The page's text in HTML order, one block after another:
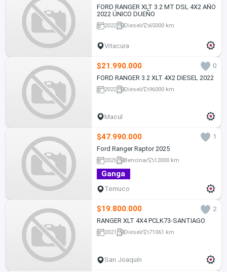
FORD RANGER XLT 3.2 MT DSL 4X2 AÑO
2022 ÚNICO DUEÑO
2022 Diesel 65000 km
Vitacura
$21.990.000
0
FORD RANGER 3.2 XLT 4X2 DIESEL 2022
2022 Diesel 96000 km
Macul
$47.990.000
1
Ford Ranger Raptor 2025
2025 Bencina 12000 km
Ganga
Temuco
$19.800.000
2
RANGER XLT 4X4 PCLK73-SANTIAGO
2021 Diesel 71061 km
San Joaquín